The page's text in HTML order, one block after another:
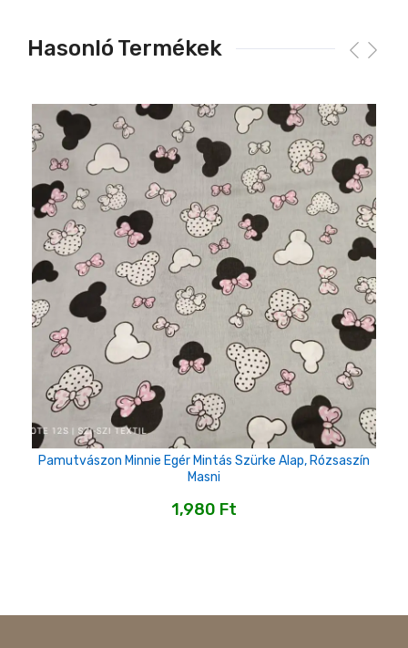
Hasonló Termékek
Pamutvászon Minnie Egér Mintás Szürke Alap, Rózsaszín
Masni
1,980 Ft